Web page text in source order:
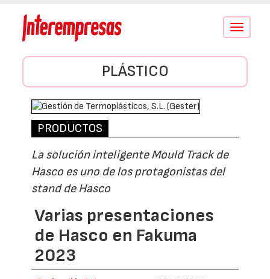
Conmutar
PLÁSTICO
PRODUCTOS
La solución inteligente Mould Track de
Hasco es uno de los protagonistas del
stand de Hasco
Varias presentaciones
de Hasco en Fakuma
2023